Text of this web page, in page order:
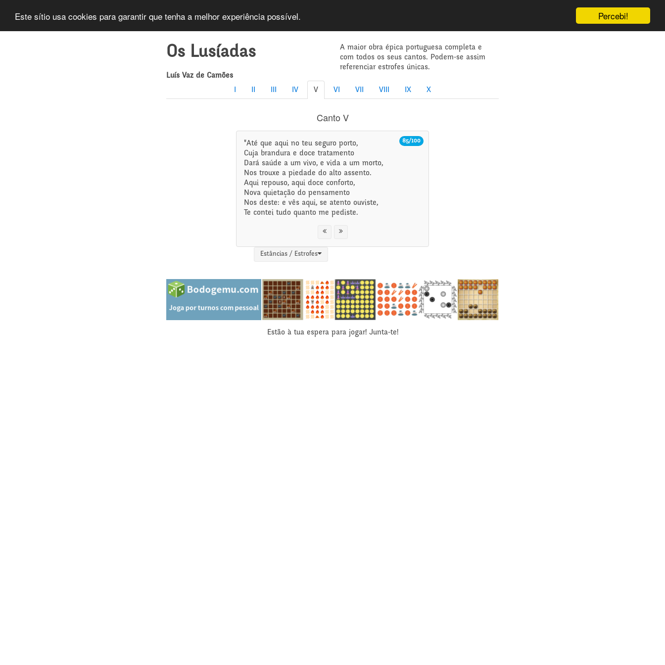
Percebi!
Este sítio usa cookies para garantir que tenha a melhor experiência possível.
Os Lusíadas
Luís Vaz de Camões
A maior obra épica portuguesa completa e
com todos os seus cantos. Podem-se assim
referenciar estrofes únicas.
IV V VI VII VIII IX X
Canto V
85/100
"Até que aqui no teu seguro porto,
Cuja brandura e doce tratamento
Dará saúde a um vivo, e vida a um morto,
Nos trouxe a piedade do alto assento.
Aqui repouso, aqui doce conforto,
Nova quietação do pensamento
Nos deste: e vês aqui, se atento ouviste,
Te contei tudo quanto me pediste.
Estâncias / Estrofes
Estão à tua espera para jogar! Junta-te!